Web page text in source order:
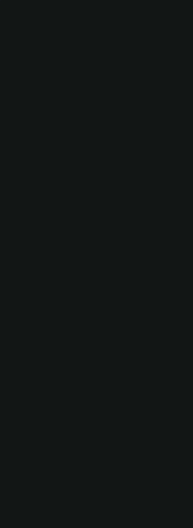
у
та можуть
так і
для
під